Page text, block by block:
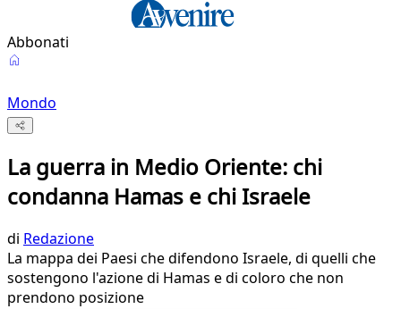
Abbonati
Mondo
La guerra in Medio Oriente: chi
condanna Hamas e chi Israele
di Redazione
La mappa dei Paesi che difendono Israele, di quelli che
sostengono l'azione di Hamas e di coloro che non
prendono posizione